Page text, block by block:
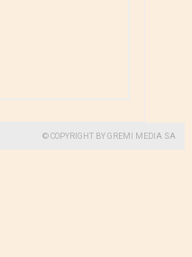
© COPYRIGHT BY GREMI MEDIA SA